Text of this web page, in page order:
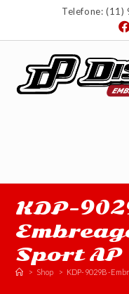
Telefone:
KDP-
Sport AP
> Shop > KDP-9029B-